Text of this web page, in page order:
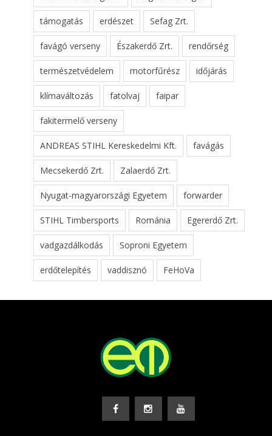
támogatás erdészet Sefag Zrt.
favágó verseny Északerdő Zrt. rendőrség
természetvédelem motorfűrész időjárás
klímaváltozás fatolvaj faipar
fakitermelő verseny
ANDREAS STIHL Kereskedelmi Kft. favágás
Mecsekerdő Zrt. Zalaerdő Zrt.
Nyugat-magyarországi Egyetem forwarder
STIHL Timbersports Románia Egererdő Zrt.
vadgazdálkodás Soproni Egyetem
erdőtelepítés vaddisznó FeHoVa